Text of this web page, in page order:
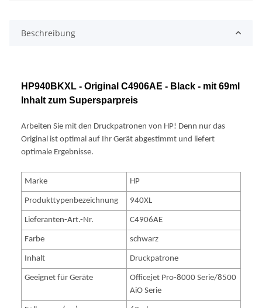
Beschreibung
HP940BKXL - Original C4906AE - Black - mit 69ml
Inhalt zum Supersparpreis
Arbeiten Sie mit den Druckpatronen von HP! Denn nur das
Original ist optimal auf Ihr Gerät abgestimmt und liefert
optimale Ergebnisse.
Marke HP
Produkttypenbezeichnung 940XL
Lieferanten-Art.-Nr. C4906AE
Farbe schwarz
Inhalt Druckpatrone
Geeignet für Geräte
Officejet Pro-8000 Serie/8500
AiO Serie